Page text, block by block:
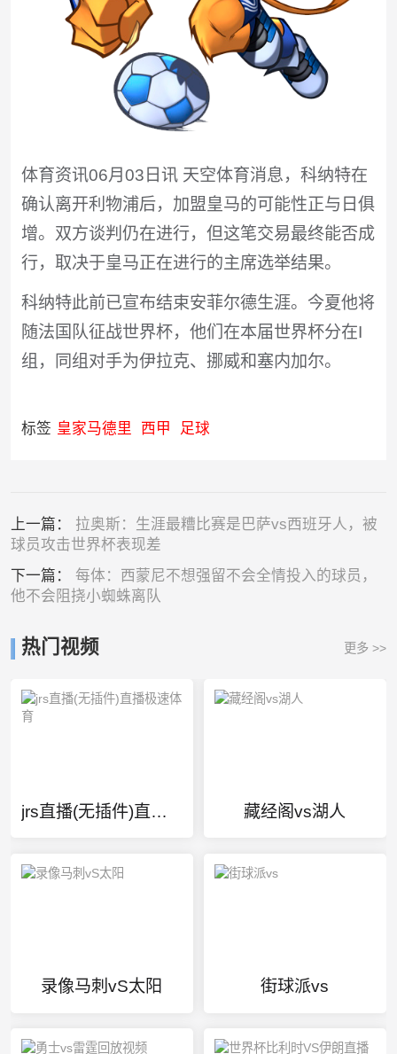
体育资讯06月03日讯 天空体育消息，科纳特在
确认离开利物浦后，加盟皇马的可能性正与日俱
增。双方谈判仍在进行，但这笔交易最终能否成
行，取决于皇马正在进行的主席选举结果。
科纳特此前已宣布结束安菲尔德生涯。今夏他将
随法国队征战世界杯，他们在本届世界杯分在I
组，同组对手为伊拉克、挪威和塞内加尔。
标签 皇家马德里 西甲 足球
上一篇： 拉奥斯：生涯最糟比赛是巴萨vs西班牙人，被
球员攻击世界杯表现差
下一篇： 每体：西蒙尼不想强留不会全情投入的球员，
他不会阻挠小蜘蛛离队
热门视频 更多 >>
jrs直播(无插件)直播极速体育 藏经阁vs湖人
录像马刺vS太阳 街球派vs